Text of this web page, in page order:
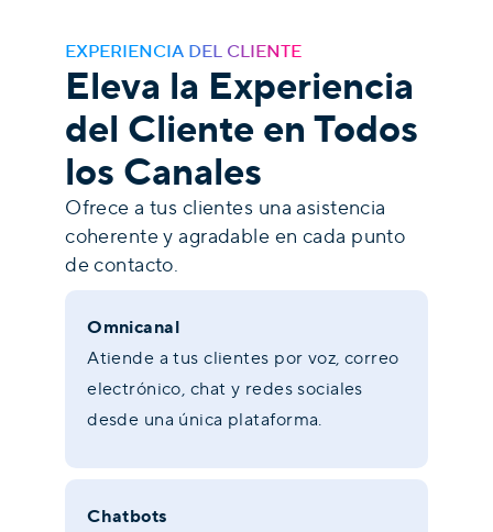
EXPERIENCIA DEL CLIENTE
Eleva la Experiencia
del Cliente en Todos
los Canales
Ofrece a tus clientes una asistencia
coherente y agradable en cada punto
de contacto.
Omnicanal
Atiende a tus clientes por voz, correo
electrónico, chat y redes sociales
desde una única plataforma.
Chatbots